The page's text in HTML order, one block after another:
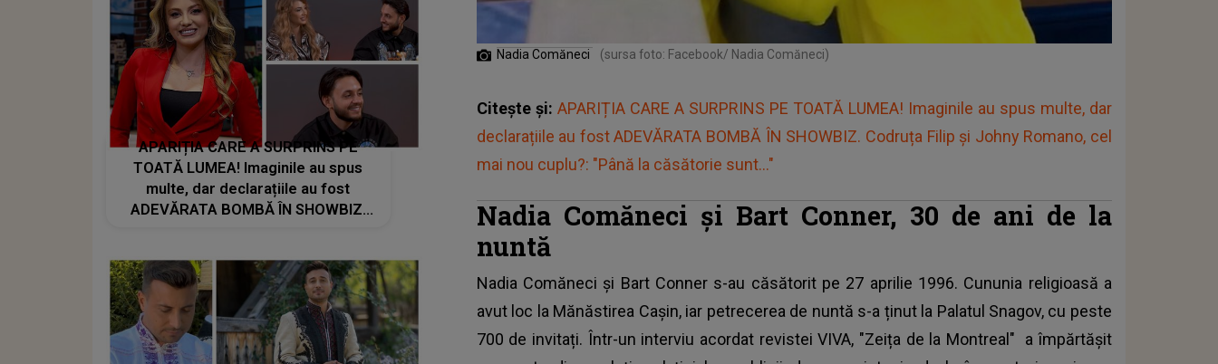
Nadia Comăneci (sursa foto: Facebook/ Nadia Comăneci)
Citește și: APARIȚIA CARE A SURPRINS PE TOATĂ LUMEA! Imaginile au spus multe, dar
declarațiile au fost ADEVĂRATA BOMBĂ ÎN SHOWBIZ. Codruța Filip și Johny Romano, cel
mai nou cuplu?: "Până la căsătorie sunt..."
Nadia Comăneci și Bart Conner, 30 de ani de la
nuntă
Nadia Comăneci și Bart Conner s-au căsătorit pe 27 aprilie 1996. Cununia religioasă a
avut loc la Mănăstirea Cașin, iar petrecerea de nuntă s-a ținut la Palatul Snagov, cu peste
700 de invitați. Într-un interviu acordat revistei VIVA, "Zeița de la Montreal" a împărtășit
APARIȚIA CARE A SURPRINS PE
TOATĂ LUMEA! Imaginile au spus
multe, dar declarațiile au fost
ADEVĂRATA BOMBĂ ÎN SHOWBIZ.
sunt..."